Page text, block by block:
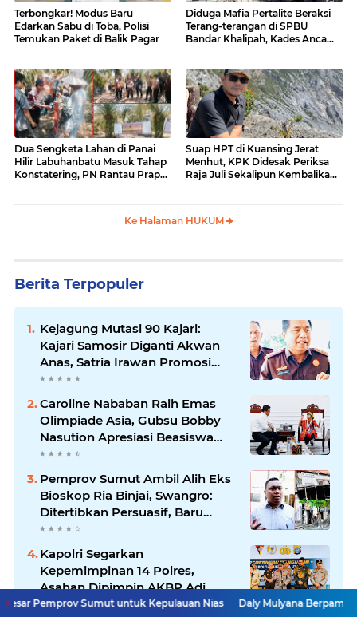
Terbongkar! Modus Baru
Edarkan Sabu di Toba, Polisi
Temukan Paket di Balik Pagar
Diduga Mafia Pertalite Beraksi
Terang-terangan di SPBU
Bandar Khalipah, Kades Ancam
Dua Sengketa Lahan di Panai
Hilir Labuhanbatu Masuk Tahap
Konstatering, PN Rantau Prapat
Suap HPT di Kuansing Jerat
Menhut, KPK Didesak Periksa
Raja Juli Sekalipun Kembalikan
Ke Halaman HUKUM
Berita Terpopuler
Kejagung Mutasi 90 Kajari:
Kajari Samosir Diganti Akwan
Anas, Satria Irawan Promosi
Kemana?
Caroline Nababan Raih Emas
Olimpiade Asia, Gubsu Bobby
Nasution Apresiasi Beasiswa
dan Bimbel
Pemprov Sumut Ambil Alih Eks
Bioskop Ria Binjai, Swangro:
Ditertibkan Persuasif, Baru
Kelola dengan Baik
Kapolri Segarkan
Kepemimpinan 14 Polres,
Asahan Dipimpin AKBP Adi
Dharma Pramudhita
Sumut untuk Kepulauan Nias Daly Mulyana Berpamitan, MPKW